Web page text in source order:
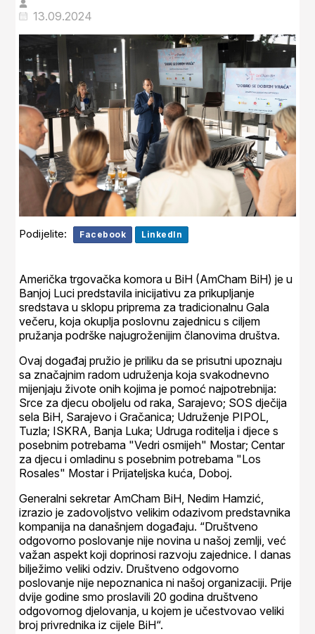
13.09.2024
Podijelite: Facebook LinkedIn
Američka trgovačka komora u BiH (AmCham BiH) je u
Banjoj Luci predstavila inicijativu za prikupljanje
sredstava u sklopu priprema za tradicionalnu Gala
večeru, koja okuplja poslovnu zajednicu s ciljem
pružanja podrške najugroženijim članovima društva.
Ovaj događaj pružio je priliku da se prisutni upoznaju
sa značajnim radom udruženja koja svakodnevno
mijenjaju živote onih kojima je pomoć najpotrebnija:
Srce za djecu oboljelu od raka, Sarajevo; SOS dječija
sela BiH, Sarajevo i Gračanica; Udruženje PIPOL,
Tuzla; ISKRA, Banja Luka; Udruga roditelja i djece s
posebnim potrebama "Vedri osmijeh" Mostar; Centar
za djecu i omladinu s posebnim potrebama "Los
Rosales" Mostar i Prijateljska kuća, Doboj.
Generalni sekretar AmCham BiH, Nedim Hamzić,
izrazio je zadovoljstvo velikim odazivom predstavnika
kompanija na današnjem događaju. “Društveno
odgovorno poslovanje nije novina u našoj zemlji, već
važan aspekt koji doprinosi razvoju zajednice. I danas
bilježimo veliki odziv. Društveno odgovorno
poslovanje nije nepoznanica ni našoj organizaciji. Prije
dvije godine smo proslavili 20 godina društveno
odgovornog djelovanja, u kojem je učestvovao veliki
broj privrednika iz cijele BiH“.